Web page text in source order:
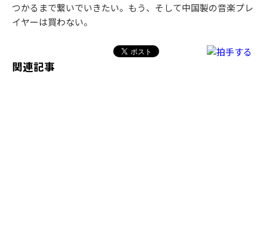
つかるまで繋いでいきたい。もう、そして中国製の音楽プレ
イヤーは買わない。
関連記事